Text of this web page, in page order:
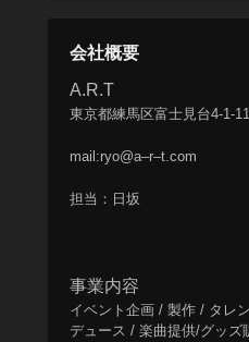
会社概要
A.R.T
東京都練馬区富士見台4-1-11
mail:ryo@a–r–t.com
担当：日坂
事業内容
イベント企画 / 製作 / タレ
デュース / 楽曲提供/グッズ